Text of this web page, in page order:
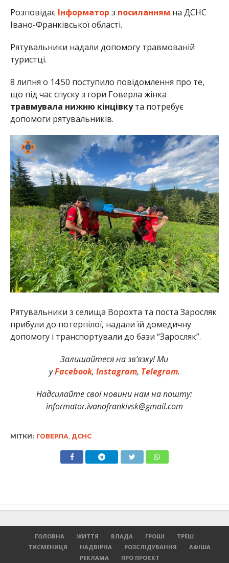
Розповідає Інформатор з посиланням на ДСНС
Івано-Франківської області.
Рятувальники надали допомогу травмованій
туристці.
8 липня о 14:50 поступило повідомлення про те,
що під час спуску з гори Говерла жінка
травмувала нижню кінцівкута потребує
допомоги рятувальників.
Рятувальники з селища Ворохта та поста Заросляк
прибули до потерпілої, надали їй домедичну
допомогу і транспортували до бази “Заросляк”.
Залишайтеся на зв’язку! Ми
уFacebook, Instagram, Telegram.
Надсилайте свої новини нам на пошту:
informator.ivanofrankivsk@gmail.com
МІТКИ: ГОВЕРЛА ДСНС
ГОЛОВНА ЖИТТЯ ВЛАДА ГРОШІ
ТРЕШ
ТИСМЕНИЦЯ
НАДВІРНА РОЗСЛІДУВАННЯ
АФІША
РЕКЛАМА
ПРО ПРОЄКТ